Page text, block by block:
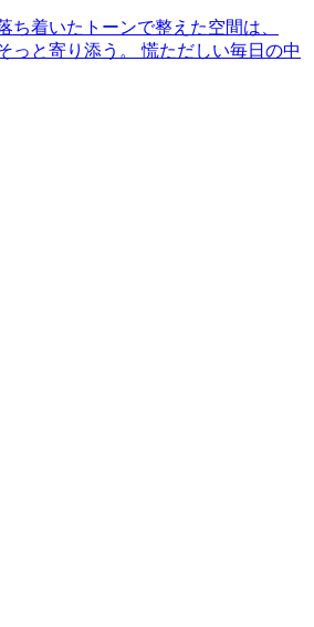
ち着いたトーンで整えた空間は、
っと寄り添う。 慌ただしい毎日の中